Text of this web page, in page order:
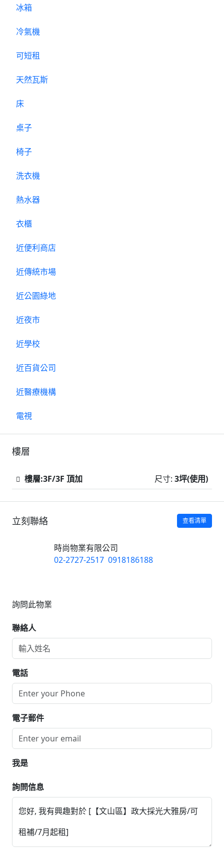
冰箱
冷氣機
可短租
天然瓦斯
床
桌子
椅子
洗衣機
熱水器
衣櫃
近便利商店
近傳統市場
近公園綠地
近夜市
近學校
近百貨公司
近醫療機構
電視
樓層
樓層:3F/3F 頂加 尺寸: 3坪(使用)
立刻聯絡 查看清單
時尚物業有限公司
02-2727-2517 0918186188
詢問此物業
聯絡人
電話
電子郵件
我是
詢問信息